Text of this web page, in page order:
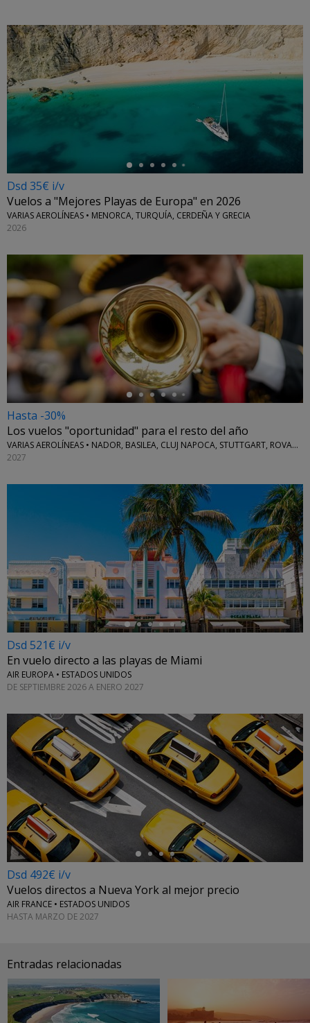
←
Dsd 35€ i/v
Vuelos a "Mejores Playas de Europa" en 2026
VARIAS AEROLÍNEAS • MENORCA, TURQUÍA, CERDEÑA Y GRECIA
2026
Hasta -30%
Los vuelos "oportunidad" para el resto del año
VARIAS AEROLÍNEAS • NADOR, BASILEA, CLUJ NAPOCA, STUTTGART, ROVANIEMI Y MÁS
2027
←
Dsd 521€ i/v
En vuelo directo a las playas de Miami
AIR EUROPA • ESTADOS UNIDOS
DE SEPTIEMBRE 2026 A ENERO 2027
Dsd 492€ i/v
Vuelos directos a Nueva York al mejor precio
AIR FRANCE • ESTADOS UNIDOS
HASTA MARZO DE 2027
Entradas relacionadas